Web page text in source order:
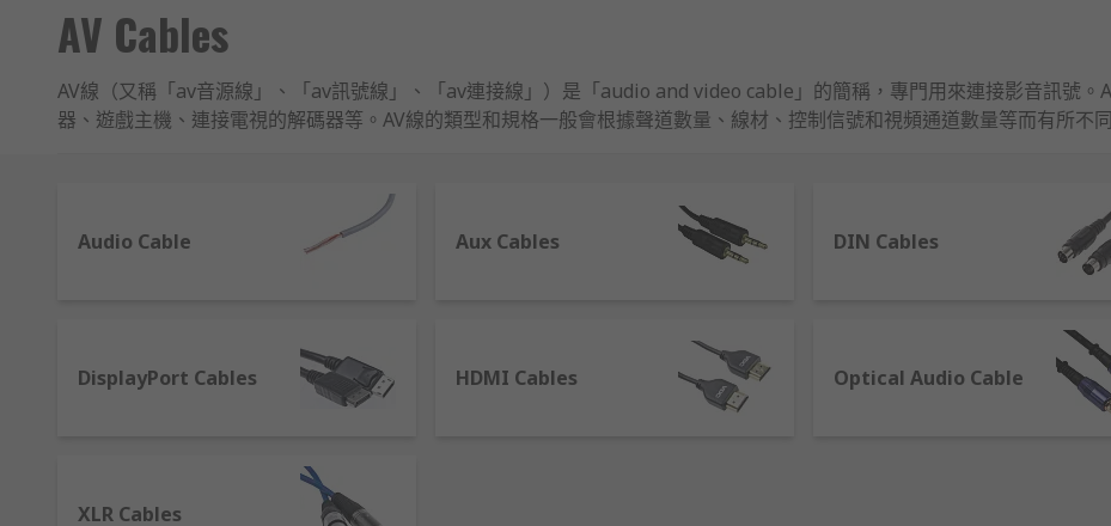
AV Cables
AV線（又稱「av音源線」、「av訊號線」、「av連接線」）是「audio and video cable」的簡稱，專門用來連接影音訊號。
器、遊戲主機、連接電視的解碼器等。AV線的類型和規格一般會根據聲道數量、線材、控制信號和視頻通道數量等而有所不
AV端子線可以將顯示源連接到電視，而顯示單源則負責解碼信號，再通過AV電線將信號傳輸到電視，便可以同時傳輸視頻和
AV線的類型
複合AV線
Audio Cable Aux Cables DIN Cables
DisplayPort Cables HDMI Cables Optical Audio Cable
XLR Cables